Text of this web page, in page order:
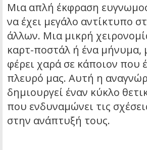
Μια απλή έκφραση
να έχει μεγάλο αντίκτυπο
άλλων. Μια μικρή
καρτ-ποστάλ ή ένα μήνυμα,
φέρει χαρά σε κάποιον που
πλευρό μας. Αυτή η
δημιουργεί έναν κύκλο
που ενδυναμώνει τις
στην ανάπτυξή τους.